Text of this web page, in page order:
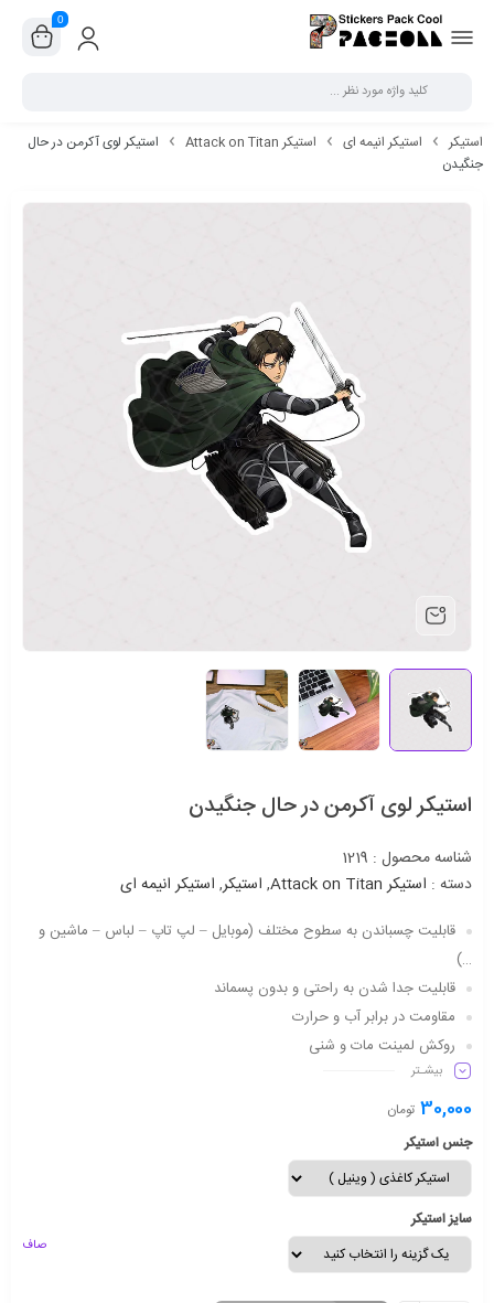
0
استیکر استیکر انیمه ای استیکر Attack on Titan
استیکر لوی آکرمن در حال
جنگیدن
استیکر لوی آکرمن در حال جنگیدن
شناسه محصول : 1219
دسته : استیکر Attack on Titan , استیکر, استیکر انیمه ای
قابلیت چسباندن به سطوح مختلف (موبایل – لپ تاپ – لباس – ماشین و
…)
قابلیت جدا شدن به راحتی و بدون پسماند
مقاومت در برابر آب و حرارت
روکش لمینت مات و شنی
دارای شفافیت مناسب
ماندگاری طولانی مدت
بیشـتر
30,000 تومان
جنس استیکر
سایز استیکر
صاف